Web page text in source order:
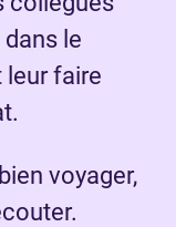
le
leur faire
voyager,